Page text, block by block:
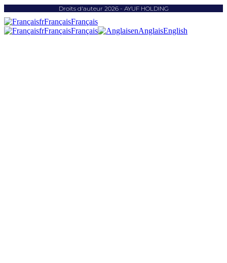
Droits d'auteur 2026 - AYUF HOLDING
frFrançaisFrançais
frFrançaisFrançais enAnglaisEnglish